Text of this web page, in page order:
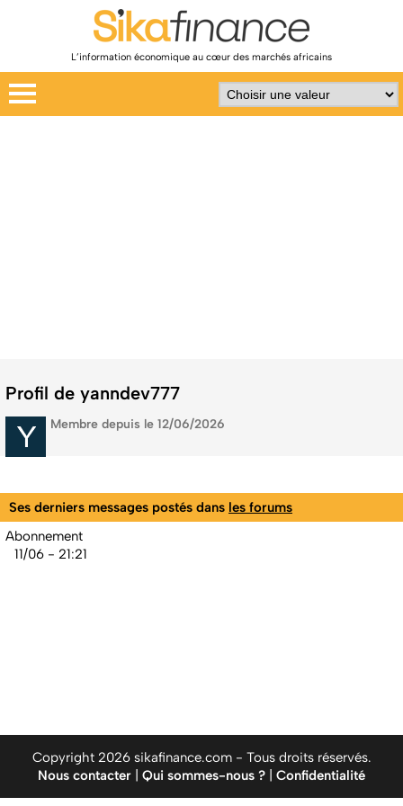
L’information économique au cœur des marchés africains
Profil de yanndev777
Membre depuis le 12/06/2026
Ses derniers messages postés dans les forums
Abonnement
11/06 - 21:21
Copyright 2026 sikafinance.com - Tous droits réservés.
Nous contacter
Qui sommes-nous ? Confidentialité